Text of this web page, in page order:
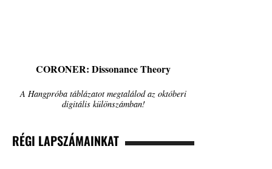
CORONER: Dissonance Theory
A Hangpróba táblázatot megtalálod az októberi
digitális különszámban!
RÉGI LAPSZÁMAINKAT